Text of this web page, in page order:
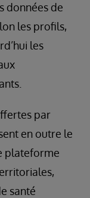
données de
les profils,
les
par
en outre le
plateforme
santé